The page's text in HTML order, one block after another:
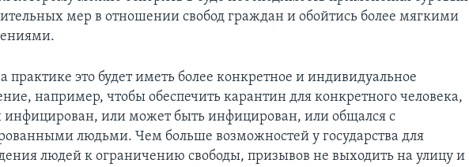
мер в отношении свобод граждан и обойтись более мягкими
практике это будет иметь более конкретное и индивидуальное
например, чтобы обеспечить карантин для конкретного человека,
инфицирован, или может быть инфицирован, или общался с
людьми. Чем больше возможностей у государства для
людей к ограничению свободы, призывов не выходить на улицу и